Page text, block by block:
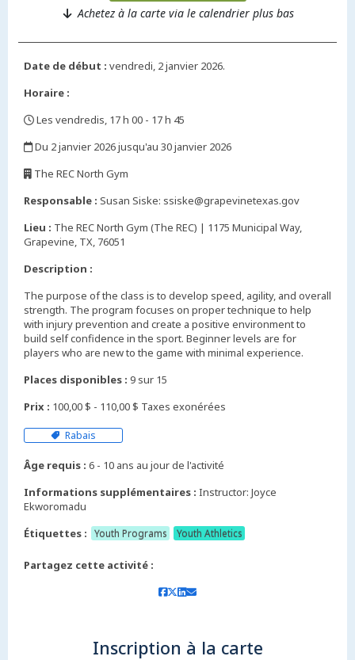
Achetez à la carte via le calendrier plus bas
Date de début : vendredi, 2 janvier 2026.
Horaire :
Les vendredis, 17 h 00 - 17 h 45
Du 2 janvier 2026 jusqu'au 30 janvier 2026
The REC North Gym
Responsable : Susan Siske: ssiske@grapevinetexas.gov
Lieu : The REC North Gym (The REC) | 1175 Municipal Way,
Grapevine, TX, 76051
Description :
The purpose of the class is to develop speed, agility, and overall
strength. The program focuses on proper technique to help
with injury prevention and create a positive environment to
build self confidence in the sport. Beginner levels are for
players who are new to the game with minimal experience.
Places disponibles : 9 sur 15
Prix : 100,00 $ - 110,00 $ Taxes exonérées
Rabais
Âge requis : 6 - 10 ans au jour de l'activité
Informations supplémentaires : Instructor: Joyce
Ekworomadu
Étiquettes :
Youth Programs Youth Athletics
Partagez cette activité :
Inscription à la carte